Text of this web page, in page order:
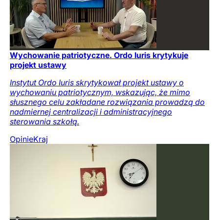
Wychowanie patriotyczne. Ordo Iuris krytykuje
projekt ustawy
Instytut Ordo Iuris skrytykował projekt ustawy o
wychowaniu patriotycznym, wskazując, że mimo
słusznego celu zakładane rozwiązania prowadzą do
nadmiernej centralizacji i administracyjnego
sterowania szkołą.
OpinieKraj